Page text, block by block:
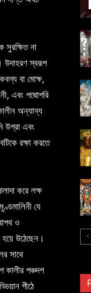
সুরক্ষিত না
উদাহরণ স্বরূপ
বা মোক্ষ,
এবং পদ্মোপরি
অন্যান্য
উগ্রা এবং
রক্ষা করতে
করে লক্ষ
যে
ও
হয়ে উঠেছেন।
সাথে
পঞ্চদশ
পীঠে